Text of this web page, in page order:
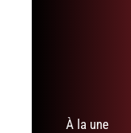
À la une